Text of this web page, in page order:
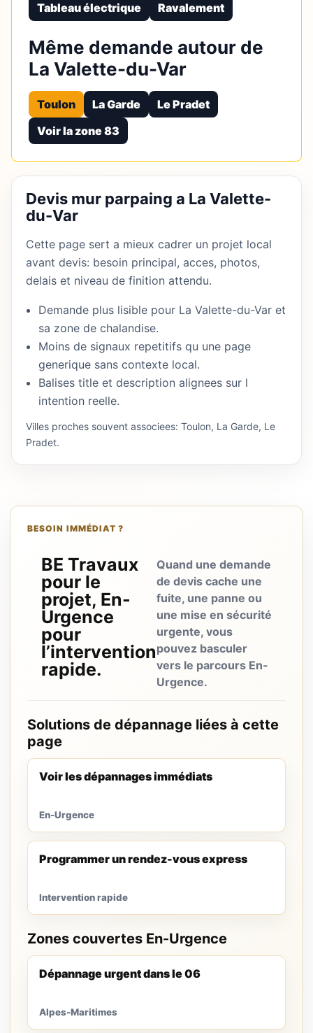
Tableau électrique
Ravalement
Même demande autour de
La Valette-du-Var
Toulon La Garde
Le Pradet
Voir la zone 83
Devis mur parpaing a La Valette-
du-Var
Cette page sert a mieux cadrer un projet local
avant devis: besoin principal, acces, photos,
delais et niveau de finition attendu.
Demande plus lisible pour La Valette-du-Var et
sa zone de chalandise.
Moins de signaux repetitifs qu une page
generique sans contexte local.
Balises title et description alignees sur l
intention reelle.
Villes proches souvent associees: Toulon, La Garde, Le
Pradet.
BESOIN IMMÉDIAT ?
BE Travaux
pour le
projet, En-
Urgence
pour
l’intervention
rapide.
Quand une demande
de devis cache une
fuite, une panne ou
une mise en sécurité
urgente, vous
pouvez basculer
vers le parcours En-
Urgence.
Solutions de dépannage liées à cette
page
Voir les dépannages immédiats
En-Urgence
Programmer un rendez-vous express
Intervention rapide
Zones couvertes En-Urgence
Dépannage urgent dans le 06
Alpes-Maritimes